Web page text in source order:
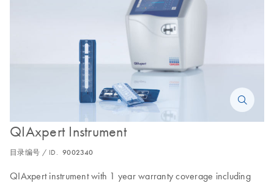
QIAxpert Instrument
目录编号 / ID. 9002340
QIAxpert instrument with 1 year warranty coverage including